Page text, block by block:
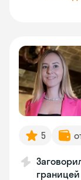
5
границей